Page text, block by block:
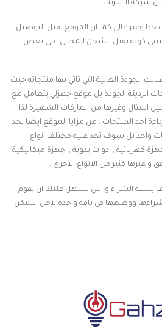
شبكة الانترنت.
وغير غالي كما ان الموقع يقبل التوصيل
كونه يقبل الشحن المجاني على بعض
الجودة العالية التي تاتي بها منتجاته حيث
الرديئة الجودة بل موقع جهزلي يتعامل مع
وغيرها من الماركات الشهيرة لذا
احد المنتجات . من مزايا الموقع ايضا نجد
واحد بل سوف تجد عليه مختلف انواع
كهربائية , ادوات يدوية , اجهزة ميكانيكية
غيرها كثير من الانواع الاخرى .
بسلة الشراء و التي تسهل عليك ان تقوم
شراءها ووضعها في باقة واحدة لاجل التمكن